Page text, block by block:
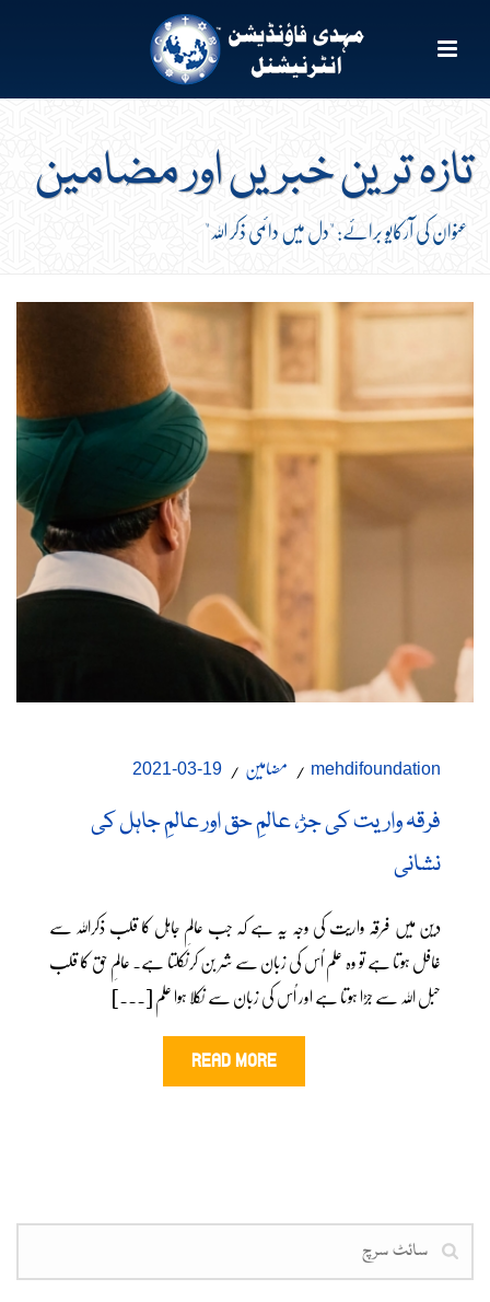
تازہ ترین خبریں اور مضامین
عنوان کی آرکایو برائے: "دل میں دائمی ذکر اللہ"
mehdifoundation مضامین 19-03-2021
فرقہ واریت کی جڑ، عالمِ حق اور عالمِ جاہل کی
نشانی
دین میں فرقہ واریت کی وجہ یہ ہے کہ جب عالمِ جاہل کا قلب ذکراللہ سے
غافل ہوتا ہے تو وہ علم اُس کی زبان سے شر بن کرنکلتا ہے۔ عالمِ حق کا قلب
حبل اللہ سے جڑا ہوتا ہے اور اُس کی زبان سے نکلا ہوا علم [...]
READ MORE